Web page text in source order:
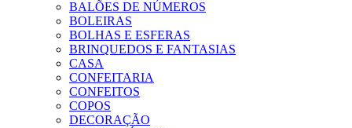
BALÕES DE NÚMEROS
BOLEIRAS
BOLHAS E ESFERAS
BRINQUEDOS E FANTASIAS
CASA
CONFEITARIA
CONFEITOS
COPOS
DECORAÇÃO